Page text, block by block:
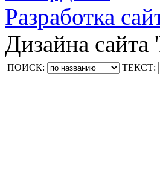
Разработка
Дизайна сайта
ПОИСК: ТЕКСТ: